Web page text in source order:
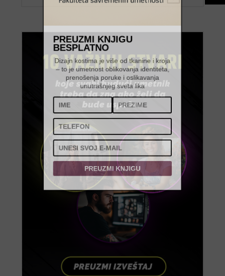
PREUZMI KNJIGU
BESPLATNO
Dizajn kostima je više od tkanine i kroja
– to je umetnost oblikovanja identiteta,
prenošenja poruke i oslikavanja
unutrašnjeg sveta lika
PREUZMI KNJIGU